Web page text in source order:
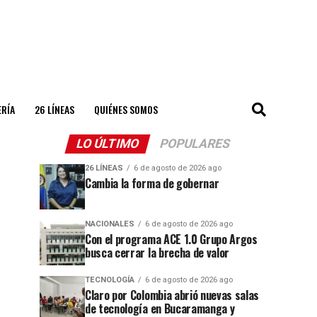
26 LÍNEAS QUIÉNES SOMOS
LO ÚLTIMO POPULARES
26 LÍNEAS 6 de agosto de 2026 ago
Cambia la forma de gobernar
NACIONALES 6 de agosto de 2026 ago
Con el programa ACE 1.0 Grupo Argos
busca cerrar la brecha de valor
TECNOLOGÍA 6 de agosto de 2026 ago
Claro por Colombia abrió nuevas salas
de tecnología en Bucaramanga y